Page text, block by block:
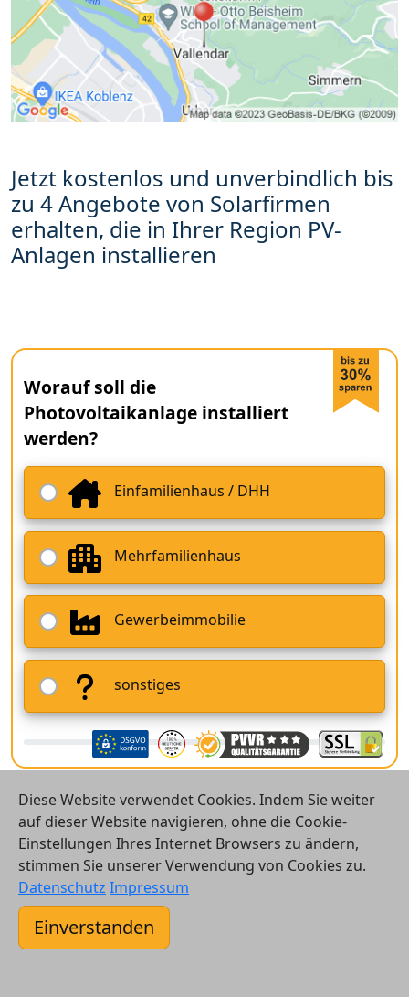
Jetzt kostenlos und unverbindlich bis
zu 4 Angebote von Solarfirmen
erhalten, die in Ihrer Region PV-
Anlagen installieren
Worauf soll die
Photovoltaikanlage installiert
werden?
Einfamilienhaus / DHH
Mehrfamilienhaus
Gewerbeimmobilie
sonstiges
© 2026 Vergleichsrechner24 GmbH
Kontakt
Diese Website verwendet Cookies. Indem Sie weiter
auf dieser Website navigieren, ohne die Cookie-
Einstellungen Ihres Internet Browsers zu ändern,
stimmen Sie unserer Verwendung von Cookies zu.
Datenschutz Impressum
Einverstanden